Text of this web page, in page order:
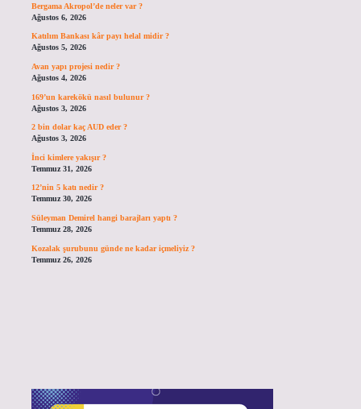
Bergama Akropol’de neler var ?
Ağustos 6, 2026
Katılım Bankası kâr payı helal midir ?
Ağustos 5, 2026
Avan yapı projesi nedir ?
Ağustos 4, 2026
169’un karekökü nasıl bulunur ?
Ağustos 3, 2026
2 bin dolar kaç AUD eder ?
Ağustos 3, 2026
İnci kimlere yakışır ?
Temmuz 31, 2026
12’nin 5 katı nedir ?
Temmuz 30, 2026
Süleyman Demirel hangi barajları yaptı ?
Temmuz 28, 2026
Kozalak şurubunu günde ne kadar içmeliyiz ?
Temmuz 26, 2026